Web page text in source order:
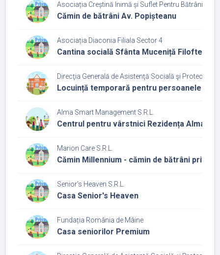
Asociația Creștină Inimă și Suflet Pentru Bătrâni
Cămin de bătrâni Av. Popișteanu
Asociația Diaconia Filiala Sector 4
Cantina socială Sfânta Muceniță Filofteia
Direcţia Generală de Asistenţă Socială şi Protecţia
Locuință temporară pentru persoanele
Alma Smart Management S.R.L.
Centrul pentru vârstnici Rezidența Alma
Marion Care S.R.L.
Cămin Millennium - cămin de bătrâni privat
Senior's Heaven S.R.L.
Casa Senior's Heaven
Fundația România de Mâine
Casa seniorilor Premium